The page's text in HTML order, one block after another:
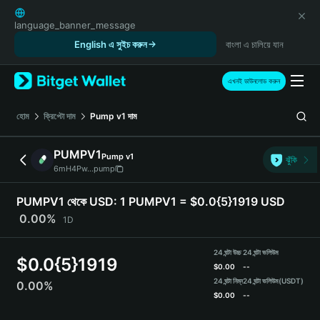
English
日本語
Русский
Español (Latinoamérica)
Türkçe
Italiano
简体中文
繁體中文
Português (Portugal)
Bahasa Indonesia
Español
language_banner_message
English এ সুইচ করুন
বাংলা এ চালিয়ে যান
এখনই ডাউনলোড করুন
হোম ক্রিপ্টো দাম Pump v1 দাম
PUMPV1Pump v1
6mH4Pw...pump
ঝুঁকি
PUMPV1 থেকে USD: 1 PUMPV1 = $0.0{5}1919 USD
0.00%
1D
$0.0{5}1919
0.00%
24 ঘন্টা উচ্চ
$0.00
24 ঘন্টা নিম্ন
$0.00
24 ঘন্টা ভলিউম
--
24 ঘন্টা ভলিউম(USDT)
--